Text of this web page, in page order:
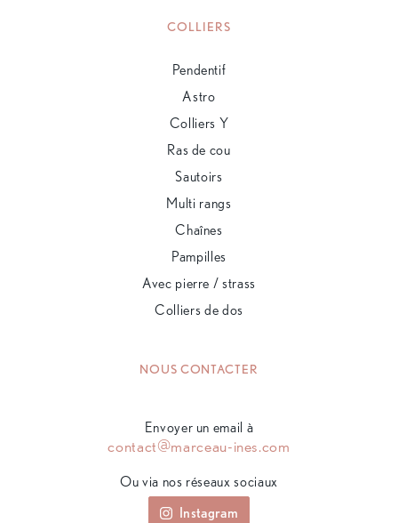
COLLIERS
Pendentif
Astro
Colliers Y
Ras de cou
Sautoirs
Multi rangs
Chaînes
Pampilles
Avec pierre / strass
Colliers de dos
NOUS CONTACTER
Envoyer un email à
contact@marceau-ines.com
Ou via nos réseaux sociaux
Instagram